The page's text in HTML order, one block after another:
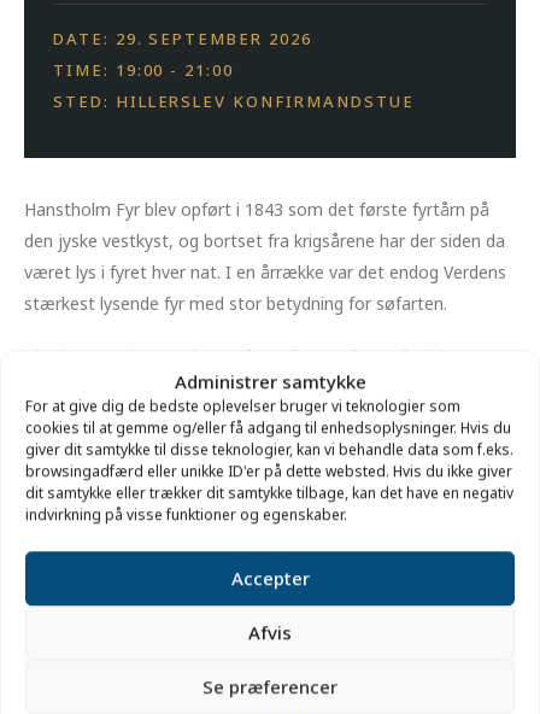
Administrer samtykke
For at give dig de bedste oplevelser bruger vi teknologier som
cookies til at gemme og/eller få adgang til enhedsoplysninger. Hvis du
giver dit samtykke til disse teknologier, kan vi behandle data som f.eks.
browsingadfærd eller unikke ID'er på dette websted. Hvis du ikke giver
dit samtykke eller trækker dit samtykke tilbage, kan det have en negativ
indvirkning på visse funktioner og egenskaber.
Accepter
Afvis
Se præferencer
DATE: 29. SEPTEMBER 2026
TIME: 19:00 - 21:00
STED: HILLERSLEV KONFIRMANDSTUE
Hanstholm Fyr blev opført i 1843 som det første fyrtårn på
den jyske vestkyst, og bortset fra krigsårene har der siden da
været lys i fyret hver nat. I en årrække var det endog Verdens
stærkest lysende fyr med stor betydning for søfarten.
Charlotte Boje H. Andersen fortæller om fyrets funktion og
historie – og om mennesker og liv på og omkring fyret.
Arr. i samarbejde med Hillerslev-Kåstrup Foredragsforening.
Sted: Hillerslev Konfirmandstue, Skovstedvej 4, Hillerslev.
Pris: 25 kr. for medlemmer af foredragsforeningen,
50 kr. for andre.